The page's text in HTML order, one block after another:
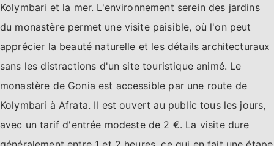
Kolymbari et la mer. L'environnement serein des jardins
du monastère permet une visite paisible, où l'on peut
apprécier la beauté naturelle et les détails architecturaux
sans les distractions d'un site touristique animé. Le
monastère de Gonia est accessible par une route de
Kolymbari à Afrata. Il est ouvert au public tous les jours,
avec un tarif d'entrée modeste de 2 €. La visite dure